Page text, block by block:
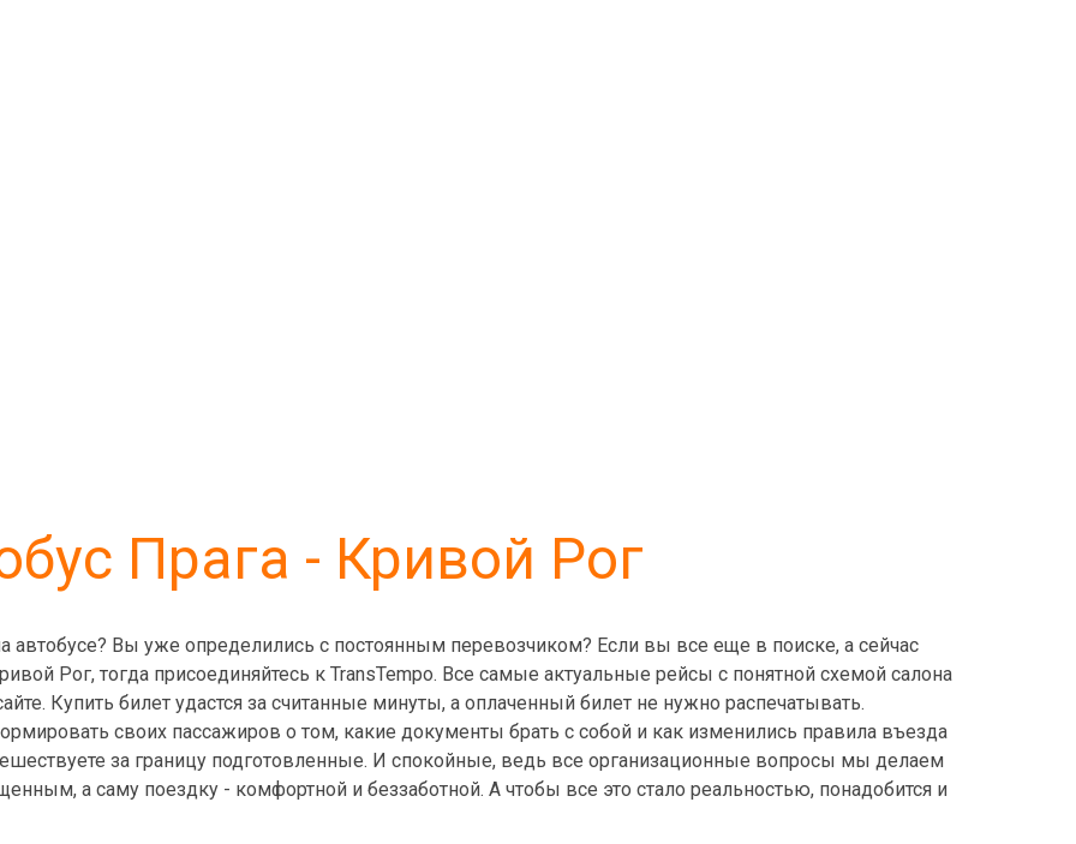
Прага - Кривой Рог
автобусе? Вы уже определились с постоянным перевозчиком? Если вы все еще в поиске, а сейчас
Рог, тогда присоединяйтесь к TransTempo. Все самые актуальные рейсы с понятной схемой салона
Купить билет удастся за считанные минуты, а оплаченный билет не нужно распечатывать.
своих пассажиров о том, какие документы брать с собой и как изменились правила въезда
за границу подготовленные. И спокойные, ведь все организационные вопросы мы делаем
а саму поездку - комфортной и беззаботной. А чтобы все это стало реальностью, понадобится и